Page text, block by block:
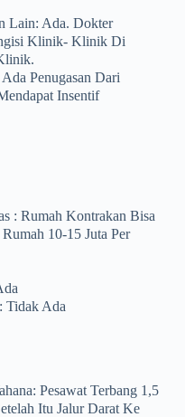
Lain: Ada. Dokter
Klinik- Klinik Di
Penugasan Dari
Insentif
: Rumah Kontrakan Bisa
10-15 Juta Per
Tidak Ada
Pesawat Terbang 1,5
Itu Jalur Darat Ke